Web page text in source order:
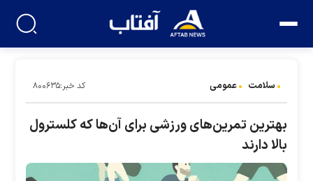
سلامت عمومی کد خبر:۸۰۰۶۳۵
بهترین تمرین‌های ورزشی برای آن‌ها که کلسترول
بالا دارند